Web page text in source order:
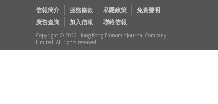
信報簡介 服務條款 私隱政策
免責聲明
廣告查詢
加入信報 聯絡信報
Copyright © 2026 Hong Kong Economic Journal Company
Limited. All rights reserved.